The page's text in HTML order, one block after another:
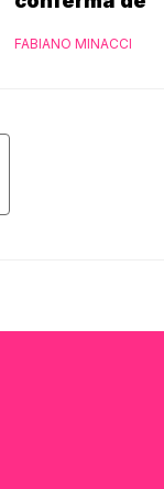
FABIANO MINACCI